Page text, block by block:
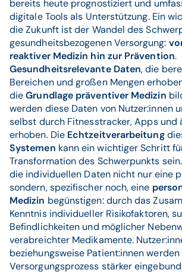
bereits heute prognostiziert und
digitale Tools als Unterstützung. Ein
die Zukunft ist der Wandel des
gesundheitsbezogenen Versorgung:
reaktiver Medizin hin zur Prävention.
Gesundheitsrelevante Daten, die
Bereichen und großen Mengen
dieGrundlage präventiver Medizin
werden diese Daten von Nutzer:innen
selbst durch Fitnesstracker, Apps und
erhoben. Die Echtzeitverarbeitung
Systemen kann ein wichtiger Schritt
Transformation des Schwerpunkts
die individuellen Daten nicht nur eine
sondern, spezifischer noch, eine
Medizin begünstigen: durch das
Kenntnis individueller Risikofaktoren,
Befindlichkeiten und möglicher
verabreichter Medikamente.
beziehungsweise Patient:innen
Versorgungsprozess stärker